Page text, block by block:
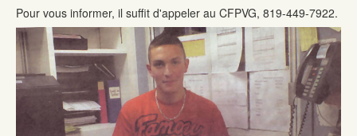
Pour vous informer, il suffit d'appeler au CFPVG, 819-449-7922.